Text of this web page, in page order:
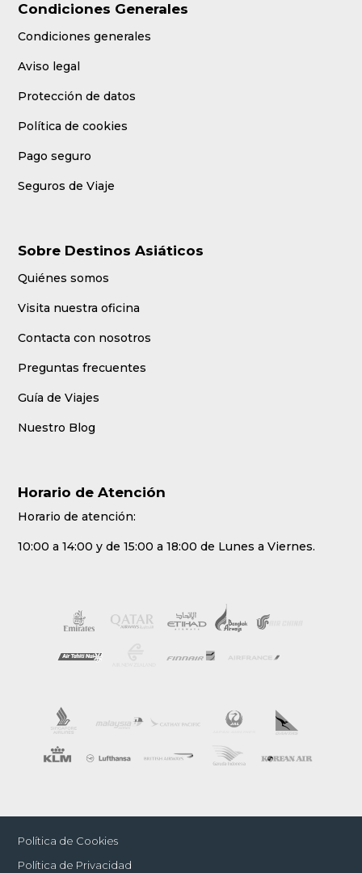
Condiciones Generales
Condiciones generales
Aviso legal
Protección de datos
Política de cookies
Pago seguro
Seguros de Viaje
Sobre Destinos Asiáticos
Quiénes somos
Visita nuestra oficina
Contacta con nosotros
Preguntas frecuentes
Guía de Viajes
Nuestro Blog
Horario de Atención
Horario de atención:
10:00 a 14:00 y de 15:00 a 18:00 de Lunes a Viernes.
Política de Cookies
Política de Privacidad